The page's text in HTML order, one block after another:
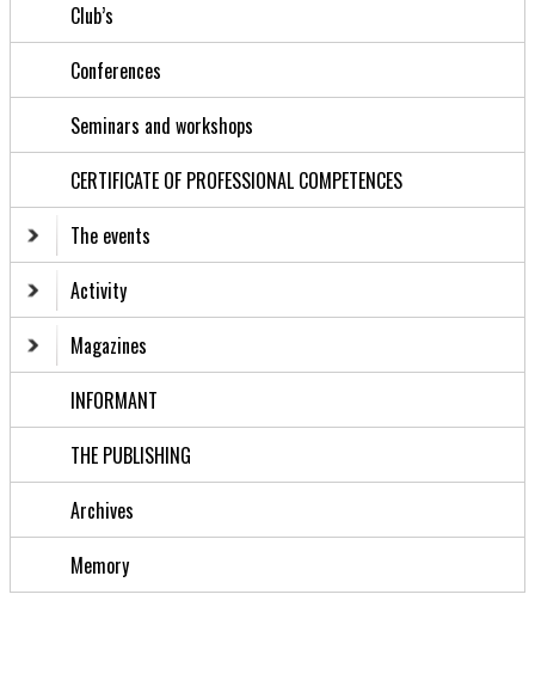
Club’s
Conferences
Seminars and workshops
CERTIFICATE OF PROFESSIONAL COMPETENCES
The events
Activity
Magazines
INFORMANT
THE PUBLISHING
Archives
Memory